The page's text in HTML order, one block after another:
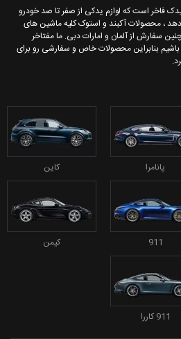
فاخر است که لوازم یدکی از صفر تا صد خودرو
دهد ، محصولات آکبند و استوک کلیه ماشین های
سفارش از آلمان و امارات دبی. ما مفتاخر
بنابراین محصولات خاص و سفارشی رو برای
پانامرا کاین
911 کیمن
911 کاررا